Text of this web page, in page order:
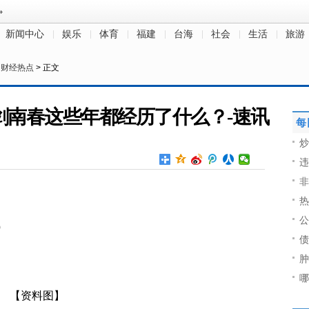
新闻中心 娱乐 体育 福建 台海 社会 生活 旅游
财经热点 > 正文
南春这些年都经历了什么？-速讯
【资料图】
每